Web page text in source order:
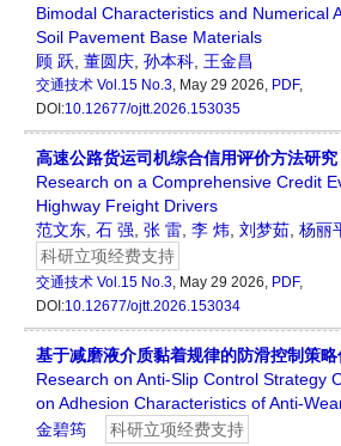
Bimodal Characteristics and Numerical
Soil Pavement Base Materials
顾 跃, 董圆庆, 孙本科, 王金昌
交通技术 Vol.15 No.3, May 29 2026, PDF,
DOI:10.12677/ojtt.2026.153035
高速公路货运司机综合信用评价方法研究
Research on a Comprehensive Credit
Highway Freight Drivers
范文东, 石 强, 张 雷, 李 炜, 刘梦茹, 杨丽
科研立项经费支持
交通技术 Vol.15 No.3, May 29 2026, PDF,
DOI:10.12677/ojtt.2026.153034
基于减磨液介质黏着规律的防滑控制策
Research on Anti-Slip Control Strategy
on Adhesion Characteristics of Anti-
金碧筠
科研立项经费支持